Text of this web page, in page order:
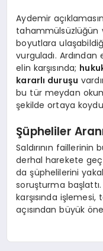
Aydemir
tahammülsüzlüğün
boyutlara
vurguladı.
elin karşısında;
kararlı duruşu
bu tür meydan
şekilde ortaya
Şüpheliler
Saldırının
derhal harekete
da şüphelilerini
soruşturma
karşısında
açısından büyük